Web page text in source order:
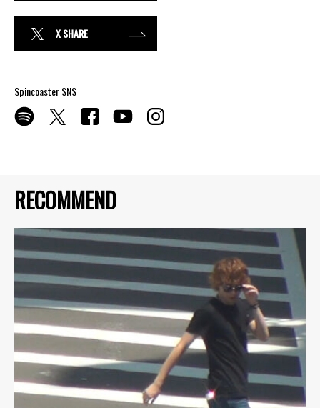
RECOMMEND
X SHARE
Spincoaster SNS